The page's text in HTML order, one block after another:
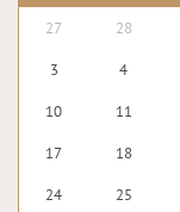
27 28
3 4
10 11
17 18
24 25